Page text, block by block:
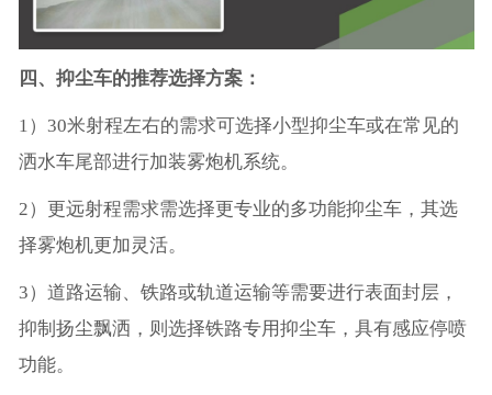
四、抑尘车的推荐选择方案：
1）30米射程左右的需求可选择小型抑尘车或在常见的
洒水车尾部进行加装雾炮机系统。
2）更远射程需求需选择更专业的多功能抑尘车，其选
择雾炮机更加灵活。
3）道路运输、铁路或轨道运输等需要进行表面封层，
抑制扬尘飘洒，则选择铁路专用抑尘车，具有感应停喷
功能。